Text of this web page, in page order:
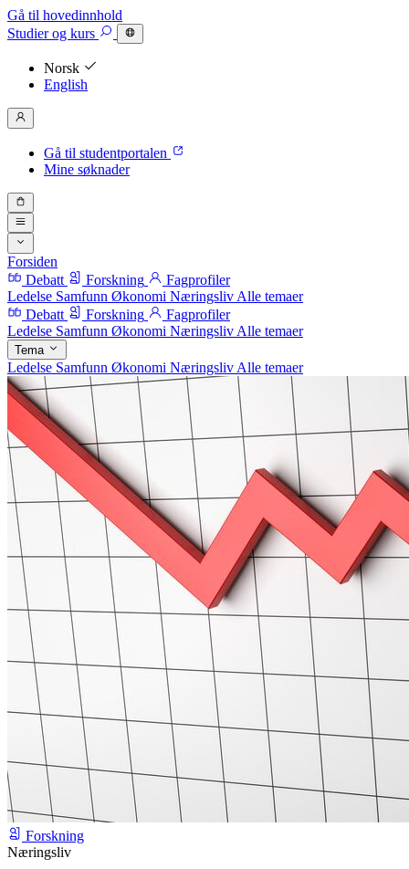
Gå til hovedinnhold
Studierog kurs
Norsk
English
Gå til studentportalen
Mine søknader
Forsiden
Debatt
Forskning
Fagprofiler
Ledelse Samfunn Økonomi Næringsliv Alle temaer
Debatt
Forskning
Fagprofiler
Ledelse Samfunn Økonomi Næringsliv Alle temaer
Tema
Ledelse Samfunn Økonomi Næringsliv Alle temaer
Forskning
Næringsliv